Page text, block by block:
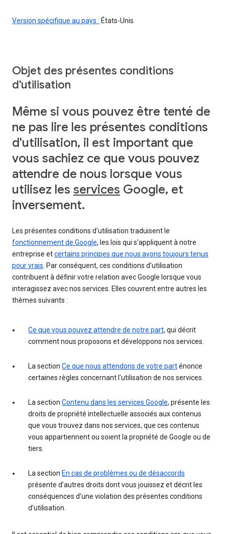
Version spécifique au pays : États-Unis
Objet des présentes conditions
d'utilisation
Même si vous pouvez être tenté de
ne pas lire les présentes conditions
d'utilisation, il est important que
vous sachiez ce que vous pouvez
attendre de nous lorsque vous
utilisez les services Google, et
inversement.
Les présentes conditions d'utilisation traduisent le
fonctionnement de Google, les lois qui s'appliquent à notre
entreprise etcertains principes que nous avons toujours tenus
pour vrais . Par conséquent, ces conditions d'utilisation
contribuent à définir votre relation avec Google lorsque vous
interagissez avec nos services. Elles couvrent entre autres les
thèmes suivants :
Ce que vous pouvez attendre de notre part, qui décrit
comment nous proposons et développons nos services.
La section Ce que nous attendons de votre parténonce
certaines règles concernant l'utilisation de nos services.
La section Contenu dans les services Google, présente les
droits de propriété intellectuelle associés aux contenus
que vous trouvez dans nos services, que ces contenus
vous appartiennent ou soient la propriété de Google ou de
tiers.
La section En cas de problèmes ou de désaccords
présente d'autres droits dont vous jouissez et décrit les
conséquences d'une violation des présentes conditions
d'utilisation.